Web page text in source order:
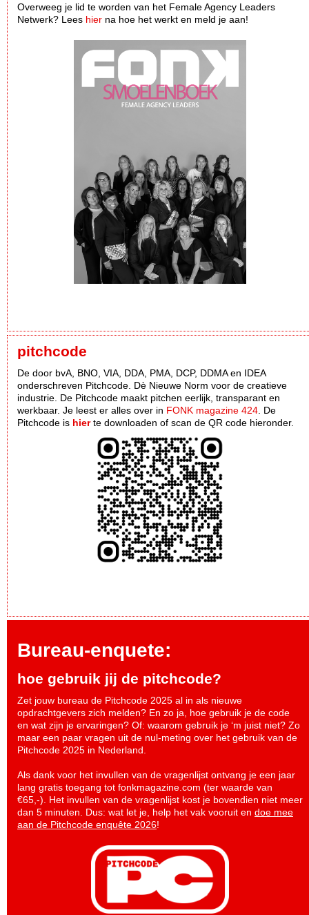
Overweeg je lid te worden van het Female Agency Leaders
Netwerk? Lees hier na hoe het werkt en meld je aan!
pitchcode
De door bvA, BNO, VIA, DDA, PMA, DCP, DDMA en IDEA
onderschreven Pitchcode. Dè Nieuwe Norm voor de creatieve
industrie. De Pitchcode maakt pitchen eerlijk, transparant en
werkbaar. Je leest er alles over in FONK magazine 424 . De
Pitchcode is hierte downloaden of scan de QR code hieronder.
Bureau-enquete:
hoe gebruik jij de pitchcode?
Zet jouw bureau de Pitchcode 2025 al in als nieuwe
opdrachtgevers zich melden? En zo ja, hoe gebruik je de code
en wat zijn je ervaringen? Of: waarom gebruik je ‘m juist niet? Zo
maar een paar vragen uit de nul-meting over het gebruik van de
Pitchcode 2025 in Nederland.
Als dank voor het invullen van de vragenlijst ontvang je een jaar
lang gratis toegang tot fonkmagazine.com (ter waarde van
€65,-). Het invullen van de vragenlijst kost je bovendien niet meer
dan 5 minuten. Dus: wat let je, help het vak vooruit en doe mee
aan de Pitchcode enquête 2026!